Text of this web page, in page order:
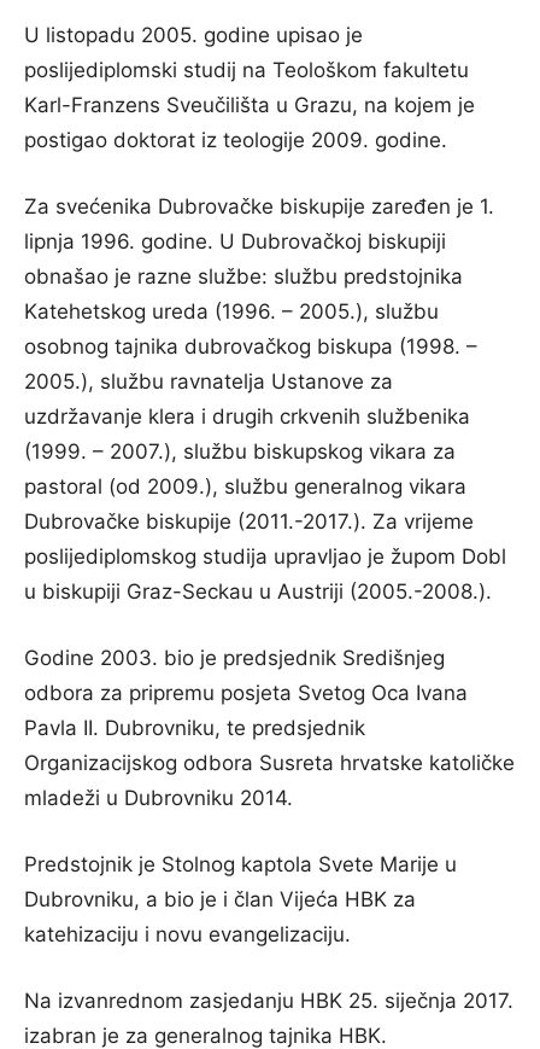
U listopadu 2005. godine upisao je
poslijediplomski studij na Teološkom fakultetu
Karl-Franzens Sveučilišta u Grazu, na kojem je
postigao doktorat iz teologije 2009. godine.
Za svećenika Dubrovačke biskupije zaređen je 1.
lipnja 1996. godine. U Dubrovačkoj biskupiji
obnašao je razne službe: službu predstojnika
Katehetskog ureda (1996. – 2005.), službu
osobnog tajnika dubrovačkog biskupa (1998. –
2005.), službu ravnatelja Ustanove za
uzdržavanje klera i drugih crkvenih službenika
(1999. – 2007.), službu biskupskog vikara za
pastoral (od 2009.), službu generalnog vikara
Dubrovačke biskupije (2011.-2017.). Za vrijeme
poslijediplomskog studija upravljao je župom Dobl
u biskupiji Graz-Seckau u Austriji (2005.-2008.).
Godine 2003. bio je predsjednik Središnjeg
odbora za pripremu posjeta Svetog Oca Ivana
Pavla II. Dubrovniku, te predsjednik
Organizacijskog odbora Susreta hrvatske katoličke
mladeži u Dubrovniku 2014.
Predstojnik je Stolnog kaptola Svete Marije u
Dubrovniku, a bio je i član Vijeća HBK za
katehizaciju i novu evangelizaciju.
Na izvanrednom zasjedanju HBK 25. siječnja 2017.
izabran je za generalnog tajnika HBK.